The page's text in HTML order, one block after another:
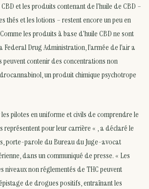
et les produits contenant de l’huile de CBD –
thés et les lotions – restent encore un peu en
les produits à base d’huile CBD ne sont
Federal Drug Administration, l’armée de l’air a
peuvent contenir des concentrations non
un produit chimique psychotrope
pilotes en uniforme et civils de comprendre le
représentent pour leur carrière « , a déclaré le
porte-parole du Bureau du Juge-avocat
dans un communiqué de presse. « Les
niveaux non réglementés de THC peuvent
de drogues positifs, entraînant les